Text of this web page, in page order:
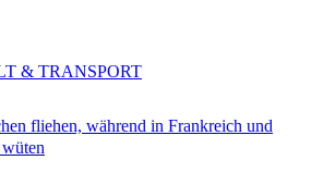
fliehen, während in Frankreich und
& TRANSPORT